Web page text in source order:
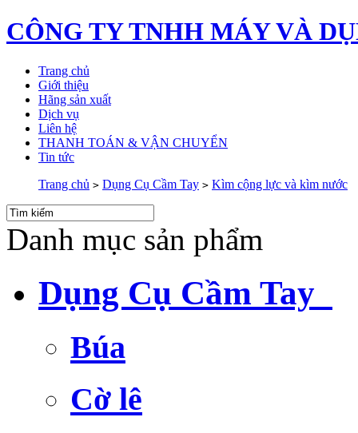
CÔNG TY TNHH MÁY VÀ
Trang chủ
Giới thiệu
Hãng sản xuất
Dịch vụ
Liên hệ
THANH TOÁN & VẬN CHUYỂN
Tin tức
Trang chủ > Dụng Cụ Cầm Tay > Kìm cộng lực và kìm nước
Danh mục sản phẩm
Dụng Cụ Cầm Tay
Búa
Cờ lê